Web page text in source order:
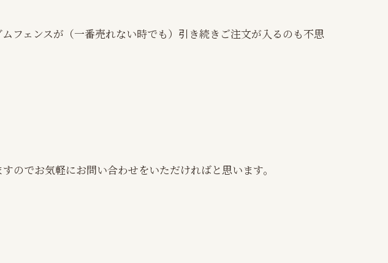
フェンスが（一番売れない時でも）引き続きご注文が入るのも不思
のでお気軽にお問い合わせをいただければと思います。